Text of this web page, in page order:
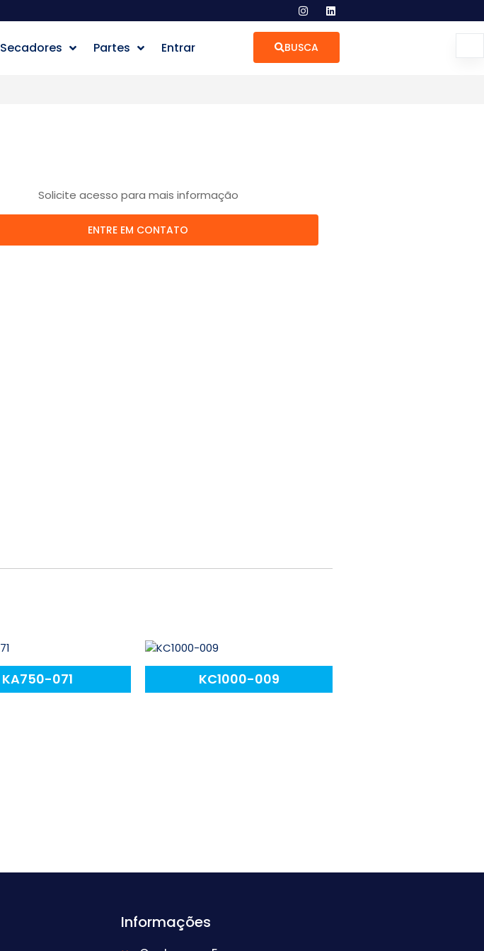
Secadores Partes Entrar BUSCA
Solicite acesso para mais informação
ENTRE EM CONTATO
KA750-071 KC1000-009
Informações